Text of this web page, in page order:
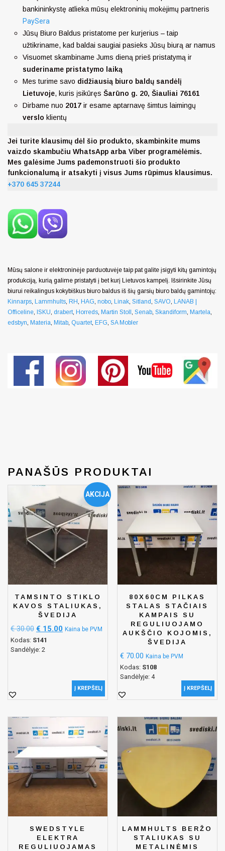
bankininkystę atlieka mūsų elektroninių mokėjimų partneris
PaySera
Jūsų Biuro Baldus pristatome per kurjerius – taip
užtikriname, kad baldai saugiai pasieks Jūsų biurą ar namus
Visuomet skambiname Jums dieną prieš pristatymą ir
suderiname pristatymo laiką
Mes turime savo didžiausią biuro baldų sandėlį
Lietuvoje, kuris įsikūręs Šarūno g. 20, Šiauliai 76161
Dirbame nuo 2017 ir esame aptarnavę šimtus laimingų
verslo klientų
Jei turite klausimų dėl šio produkto, skambinkite mums
vaizdo skambučiu WhatsApp arba Viber programėlėmis.
Mes galėsime Jums pademonstruoti šio produkto
funkcionalumą ir atsakyti į visus Jums rūpimus klausimus.
+370 645 37244
Mūsų salone ir elektroninėje parduotuvėje taip pat galite įsigyti kitų gamintojų
produkciją, kurią galime pristatyti į bet kurį Lietuvos kampelį. Išsirinkite Jūsų
biurui reikalingus kokybiškus biuro baldus iš šių garsių biuro baldų gamintojų:
Kinnarps, Lammhults, RH, HAG, nobo, Linak, Sitland, SAVO, LANAB |
Officeline, ISKU, drabert, Horreds, Martin Stoll , Senab, Skandiform, Martela,
edsbyn, Materia, Mitab, Quartet, EFG, SA Mobler
PANAŠŪS PRODUKTAI
AKCIJA
TAMSINTO STIKLO
KAVOS STALIUKAS,
ŠVEDIJA
€30.00 € 15.00 Kaina be PVM
Kodas: S141
Sandėlyje: 2
Į KREPŠELĮ
80X60CM PILKAS
STALAS STAČIAIS
KAMPAIS SU
REGULIUOJAMO
AUKŠČIO KOJOMIS,
ŠVEDIJA
€ 70.00 Kaina be PVM
Kodas: S108
Sandėlyje: 4
Į KREPŠELĮ
SWEDSTYLE
ELEKTRA
REGULIUOJAMAS
LAMMHULTS BERŽO
STALIUKAS SU
METALINĖMIS